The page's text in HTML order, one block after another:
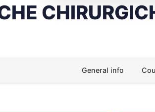
General info